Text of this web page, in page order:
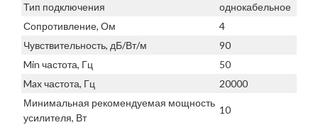
Тип подключения
однокабельное
Сопротивление, Ом
4
Чувствительность, дБ/Вт/м
90
Min частота, Гц
50
Max частота, Гц
20000
Минимальная рекомендуемая мощность
усилителя, Вт
10